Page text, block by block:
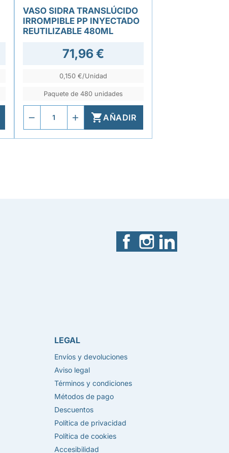
VASO SIDRA TRANSLÚCIDO
IRROMPIBLE PP INYECTADO
REUTILIZABLE 480ML
71,96 €
0,150 €/Unidad
Paquete de 480 unidades
AÑADIR
FacebookInstagram
LEGAL
Envíos y devoluciones
Aviso legal
Términos y condiciones
Métodos de pago
Descuentos
Política de privacidad
Política de cookies
Accesibilidad